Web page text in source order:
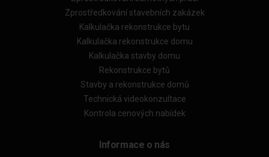
Zprostředkování stavebních zakázek
Kalkulačka rekonstrukce bytu
Kalkulačka rekonstrukce domu
Kalkulačka stavby domu
Rekonstrukce bytů
Stavby a rekonstrukce domů
Technická videokonzultace
Kontrola cenových nabídek
Informace o nás